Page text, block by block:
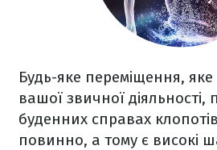
Будь-яке переміщення,
вашої звичної діяльності,
буденних справах
повинно, а тому є високі